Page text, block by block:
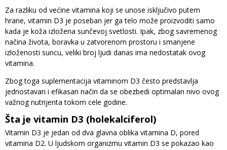
Za razliku od većine vitamina koji se unose isključivo putem
hrane, vitamin D3 je poseban jer ga telo može proizvoditi samo
kada je koža izložena sunčevoj svetlosti. Ipak, zbog savremenog
načina života, boravka u zatvorenom prostoru i smanjene
izloženosti suncu, veliki broj ljudi danas ima nedostatak ovog
vitamina.
Zbog toga suplementacija vitaminom D3 često predstavlja
jednostavan i efikasan način da se obezbedi optimalan nivo ovog
važnog nutrijenta tokom cele godine.
Šta je vitamin D3 (holekalciferol)
Vitamin D3 je jedan od dva glavna oblika vitamina D, pored
vitamina D2. U ljudskom organizmu vitamin D3 se pokazao kao